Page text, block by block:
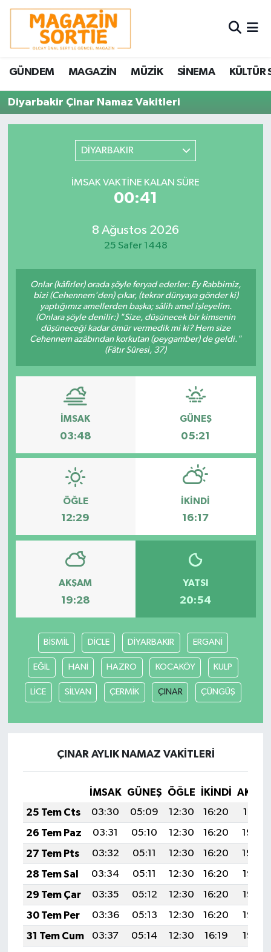
GÜNDEM MAGAZİN MÜZİK SİNEMA KÜLTÜR
Diyarbakir Çinar Namaz Vakitleri
DİYARBAKIR
İMSAK VAKTINE KALAN SÜRE
00:41
8 Ağustos 2026
25 Safer 1448
Onlar (kâfirler) orada şöyle feryad ederler: Ey Rabbimiz,
bizi (Cehennem'den) çıkar, (tekrar dünyaya gönder ki)
yaptığımız amellerden başka; sâlih amel işleyelim.
(Onlara şöyle denilir:) "Size, düşünecek bir kimsenin
düşüneceği kadar ömür vermedik mi ki? Hem size
Cehennem azâbından korkutan (peygamber) de geldi."
(Fâtır Sûresi, 37)
İMSAK
03:48
GÜNEŞ
05:21
ÖĞLE
12:29
İKINDI
16:17
AKŞAM
19:28
YATSI
20:54
BİSMİL DİCLE DİYARBAKIR ERGANİ
EĞİL HANİ HAZRO KOCAKÖY KULP
LİCE SİLVAN ÇERMİK ÇINAR ÇÜNGÜŞ
ÇINAR AYLIK NAMAZ VAKITLERI
İMSAK GÜNEŞ ÖĞLE İKINDI
25 Tem Cts
03:30 05:09 12:30 16:20
19:41
26 Tem Paz
03:31 05:10 12:30 16:20
19:40
27 Tem Pts
03:32 05:11 12:30 16:20
19:39
28 Tem Sal
03:34 05:11 12:30 16:20
19:38
29 Tem Çar
03:35 05:12 12:30 16:20
19:38
30 Tem Per
03:36 05:13 12:30 16:20
19:37
31 Tem Cum
03:37 05:14 12:30 16:19
19:36
Nöbetçi Eczaneler
Hava Durumu
Trafik Durumu
Süper Lig Puan Durumu ve Fikstür
Son Dakika Haberleri